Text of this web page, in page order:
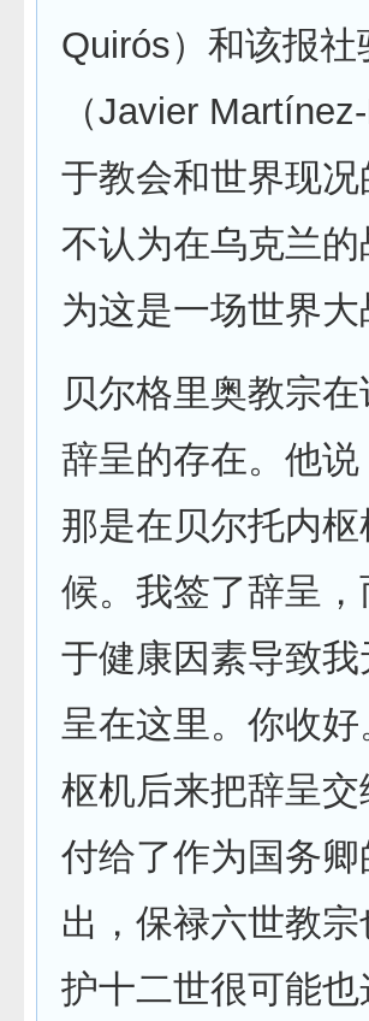
Quirós）和该报
（Javier
于教会和世界现
不认为在乌克兰
为这是一场世界大
贝尔格里奥教宗
辞呈的存在。他
那是在贝尔托内
候。我签了辞呈
于健康因素导致
呈在这里。你收
枢机后来把辞呈
付给了作为国务
出，保禄六世教
护十二世很可能